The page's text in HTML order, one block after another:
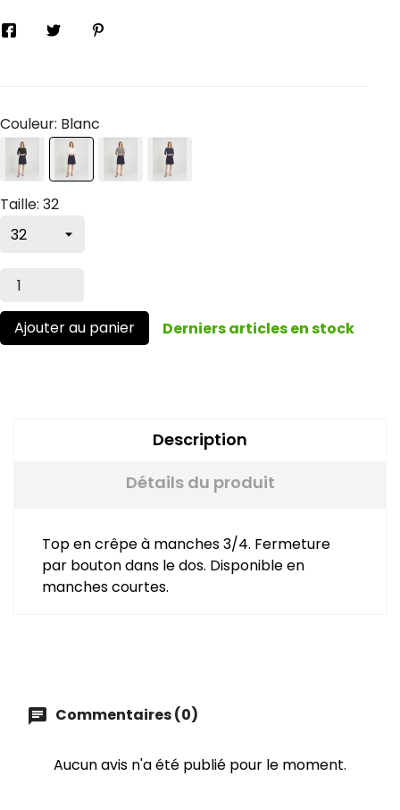
Couleur: Blanc
Taille: 32
Ajouter au panier Derniers articles en stock
Description
Détails du produit
Top en crêpe à manches 3/4. Fermeture
par bouton dans le dos. Disponible en
manches courtes.
chat Commentaires (0)
Aucun avis n'a été publié pour le moment.